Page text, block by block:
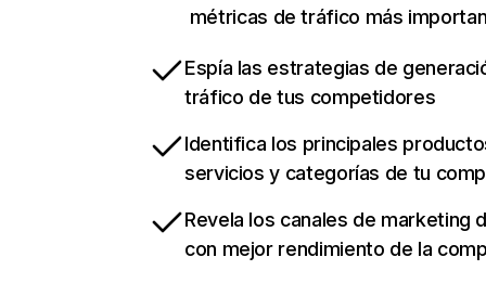
métricas de tráfico más
Espía las estrategias de
tráfico de tus competidores
Identifica los principales
servicios y categorías de tu
Revela los canales de marketing
con mejor rendimiento de la